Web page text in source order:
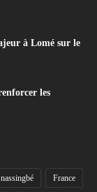
à Lomé sur le
les
France